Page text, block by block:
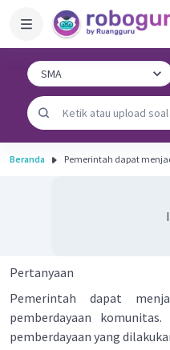
Beranda Pemerintah dapat
Pertanyaan
Pemerintah dapat
pemberdayaan
pemberdayaan yang